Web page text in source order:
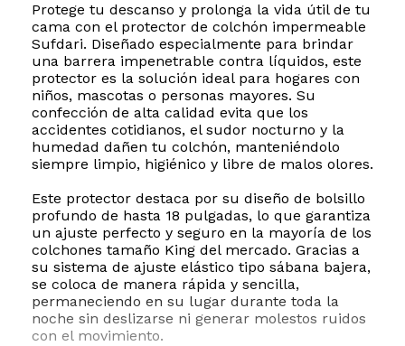
Protege tu descanso y prolonga la vida útil de tu
cama con el protector de colchón impermeable
Sufdari. Diseñado especialmente para brindar
una barrera impenetrable contra líquidos, este
protector es la solución ideal para hogares con
niños, mascotas o personas mayores. Su
confección de alta calidad evita que los
accidentes cotidianos, el sudor nocturno y la
humedad dañen tu colchón, manteniéndolo
siempre limpio, higiénico y libre de malos olores.
Este protector destaca por su diseño de bolsillo
profundo de hasta 18 pulgadas, lo que garantiza
un ajuste perfecto y seguro en la mayoría de los
colchones tamaño King del mercado. Gracias a
su sistema de ajuste elástico tipo sábana bajera,
se coloca de manera rápida y sencilla,
permaneciendo en su lugar durante toda la
noche sin deslizarse ni generar molestos ruidos
con el movimiento.